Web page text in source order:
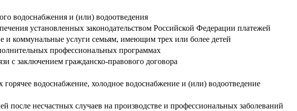
водоснабжения и (или) водоотведения
установленных законодательством Российской Федерации платежей
и коммунальные услуги семьям, имеющим трех или более детей
профессиональных программах
с заключением гражданско-правового договора
водоснабжение, холодное водоснабжение и (или) водоотведение
несчастных случаев на производстве и профессиональных заболеваний